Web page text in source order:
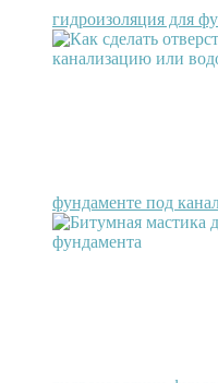
гидроизоляция для
фундаменте под